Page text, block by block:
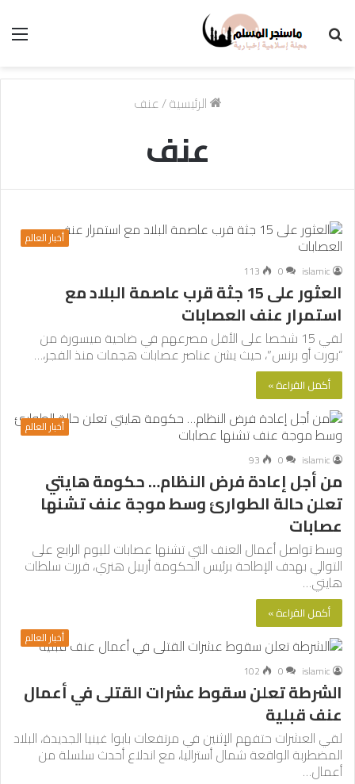
الرئيسية/عنف
عنف
أخبار العالم
islamic
0
113
العثور على 15 جثة قرب عاصمة البلاد مع
استمرار عنف العصابات
لقي 15 شخصا على الأقل مصرعهم في ضاحية ميسورة من
“بورت أو برنس”، حيث يشن عناصر عصابات هجمات منذ الفجر،…
أكمل القراءة »
أخبار العالم
islamic
0
93
من أجل إعادة فرض النظام… حكومة هايتي
تعلن حالة الطوارئ وسط موجة عنف تشنها
عصابات
وسط تواصل أعمال العنف التي تشنها عصابات لليوم الرابع على
التوالي بهدف الإطاحة برئيس الحكومة أرييل هنري، قررت سلطات
هايتي…
أكمل القراءة »
أخبار العالم
islamic
0
102
الشرطة تعلن سقوط عشرات القتلى في أعمال
عنف قبلية
لقي العشرات حتفهم الإثنين في مرتفعات بابوا غينيا الجديدة، البلاد
المضطربة الواقعة شمال أستراليا، مع اندلاع أحدث سلسلة من
أعمال…